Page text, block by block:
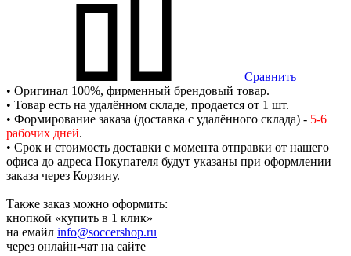
Сравнить
• Оригинал 100%, фирменный брендовый товар.
• Товар есть на удалённом складе, продается от 1 шт.
• Формирование заказа (доставка с удалённого склада) - 5-6
рабочих дней.
• Срок и стоимость доставки с момента отправки от нашего
офиса до адреса Покупателя будут указаны при оформлении
заказа через Корзину.
Также заказ можно оформить:
кнопкой «купить в 1 клик»
на емайл info@soccershop.ru
через онлайн-чат на сайте